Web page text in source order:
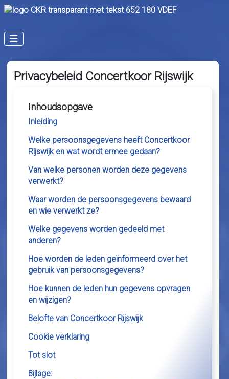
Privacybeleid Concertkoor Rijswijk
Inhoudsopgave
Inleiding
Welke persoonsgegevens heeft Concertkoor
Rijswijk en wat wordt ermee gedaan?
Van welke personen worden deze gegevens
verwerkt?
Waar worden de persoonsgegevens bewaard
en wie verwerkt ze?
Welke gegevens worden gedeeld met
anderen?
Hoe worden de leden geïnformeerd over het
gebruik van persoonsgegevens?
Hoe kunnen de leden hun gegevens opvragen
en wijzigen?
Belofte van Concertkoor Rijswijk
Cookie verklaring
Tot slot
Bijlage: